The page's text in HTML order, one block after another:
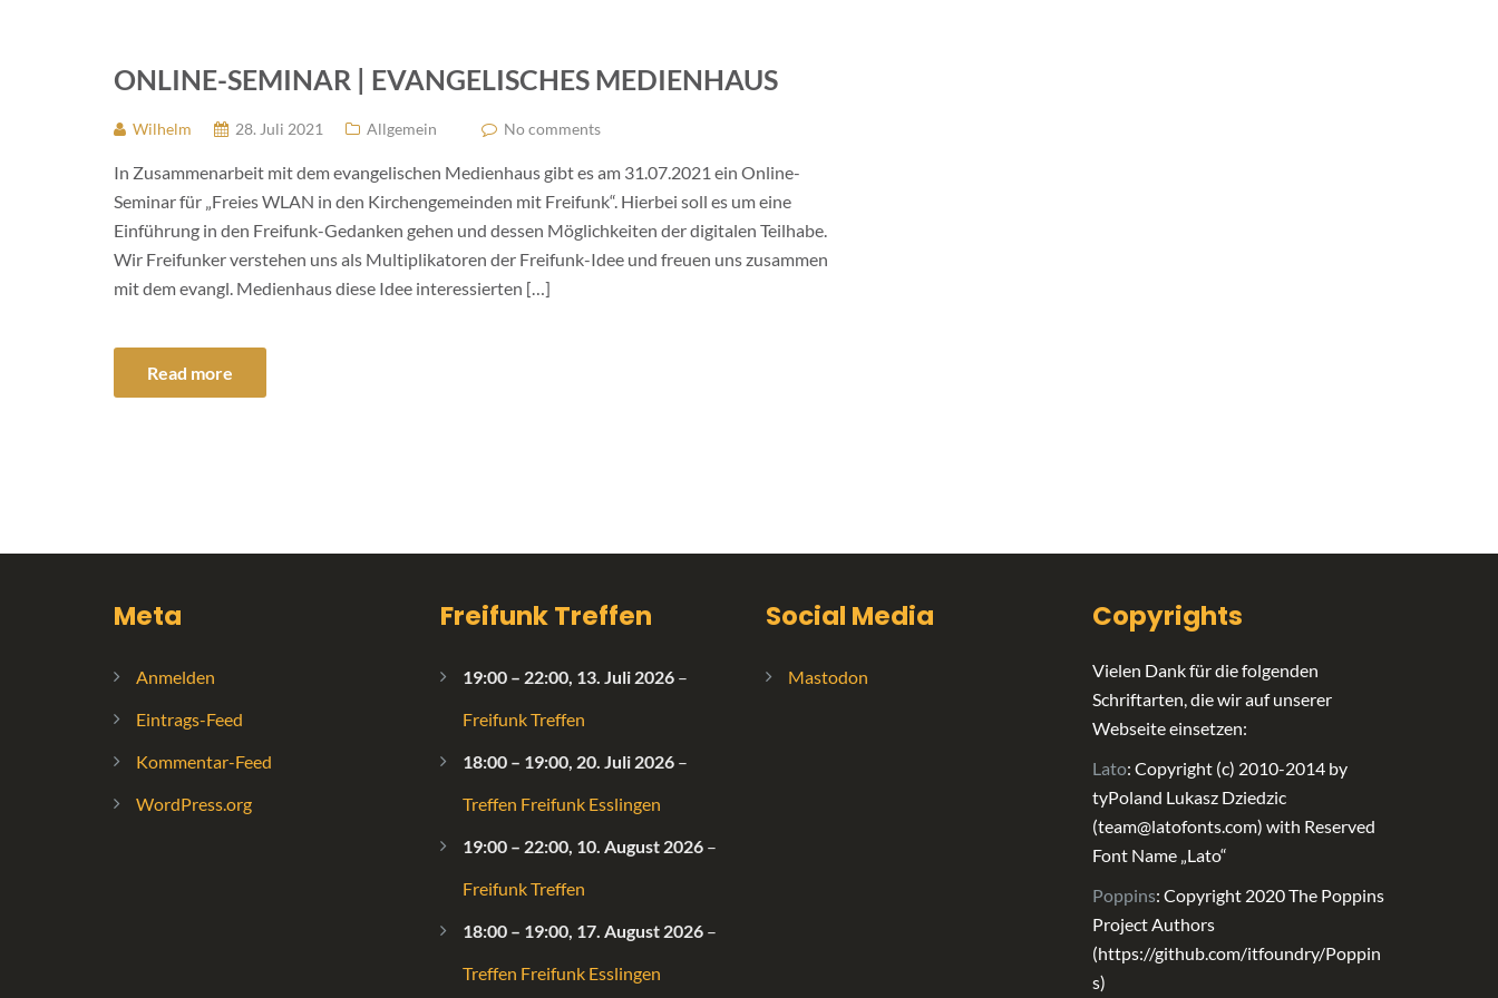
ONLINE-SEMINAR | EVANGELISCHES MEDIENHAUS
Wilhelm 28. Juli 2021 Allgemein No comments
In Zusammenarbeit mit dem evangelischen Medienhaus gibt es am 31.07.2021 ein Online-
Seminar für „Freies WLAN in den Kirchengemeinden mit Freifunk“. Hierbei soll es um eine
Einführung in den Freifunk-Gedanken gehen und dessen Möglichkeiten der digitalen Teilhabe.
Wir Freifunker verstehen uns als Multiplikatoren der Freifunk-Idee und freuen uns zusammen
mit dem evangl. Medienhaus diese Idee interessierten […]
Read more
Meta
Anmelden
Eintrags-Feed
Kommentar-Feed
WordPress.org
Freifunk Treffen
19:00 – 22:00, 13. Juli 2026–
Freifunk Treffen
18:00 – 19:00, 20. Juli 2026–
Treffen Freifunk Esslingen
19:00 – 22:00, 10. August 2026–
Freifunk Treffen
18:00 – 19:00, 17. August 2026–
Treffen Freifunk Esslingen
Social Media
Mastodon
Copyrights
Vielen Dank für die folgenden
Schriftarten, die wir auf unserer
Webseite einsetzen:
Lato: Copyright (c) 2010-2014 by
tyPoland Lukasz Dziedzic
(team@latofonts.com) with Reserved
Font Name „Lato“
Poppins: Copyright 2020 The Poppins
Project Authors
(https://github.com/itfoundry/Poppin
s)